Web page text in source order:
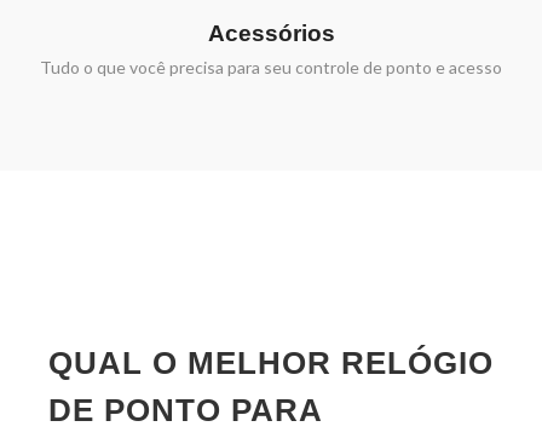
Acessórios
Tudo o que você precisa para seu controle de ponto e acesso
QUAL O MELHOR RELÓGIO
DE PONTO PARA